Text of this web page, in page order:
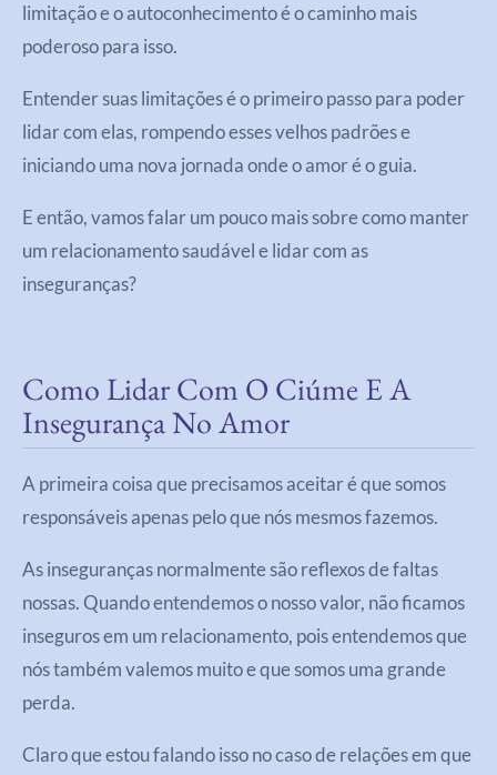
limitação e o autoconhecimento é o caminho mais
poderoso para isso.
Entender suas limitações é o primeiro passo para poder
lidar com elas, rompendo esses velhos padrões e
iniciando uma nova jornada onde o amor é o guia.
E então, vamos falar um pouco mais sobre como manter
um relacionamento saudável e lidar com as
inseguranças?
Como Lidar Com O Ciúme E A
Insegurança No Amor
A primeira coisa que precisamos aceitar é que somos
responsáveis apenas pelo que nós mesmos fazemos.
As inseguranças normalmente são reflexos de faltas
nossas. Quando entendemos o nosso valor, não ficamos
inseguros em um relacionamento, pois entendemos que
nós também valemos muito e que somos uma grande
perda.
Claro que estou falando isso no caso de relações em que